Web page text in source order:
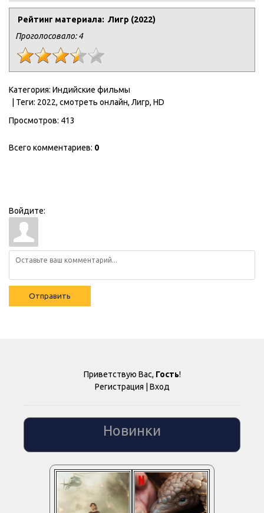
Рейтинг материала: Лигр (2022)
Проголосовало:4
Категория: Индийские фильмы
| Теги: 2022, смотреть онлайн, Лигр, HD
Просмотров: 413
Всего комментариев: 0
Войдите:
Отправить
Приветствую Вас, Гость!
Регистрация | Вход
Новинки